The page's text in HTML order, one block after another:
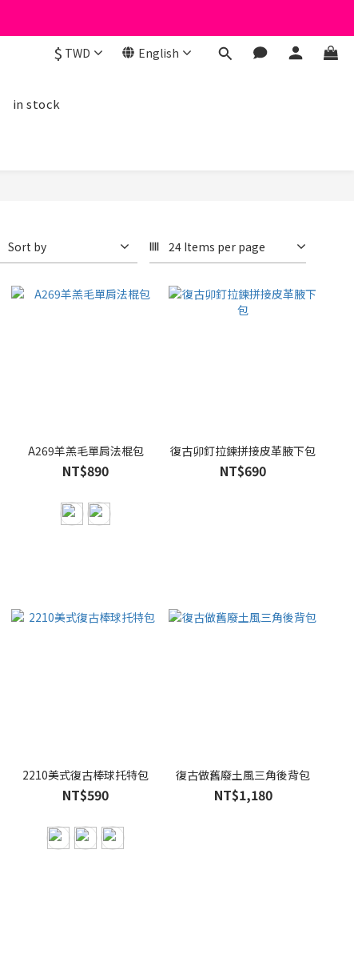
$ TWD English
in stock
Sort by 24 Items per page
A269羊羔毛單肩法棍包
NT$890
復古卯釘拉鍊拼接皮革腋下包
NT$690
2210美式復古棒球托特包
NT$590
復古做舊廢土風三角後背包
NT$1,180